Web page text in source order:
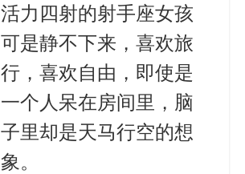
活力四射的射手座女孩
可是静不下来，喜欢旅
行，喜欢自由，即使是
一个人呆在房间里，脑
子里却是天马行空的想
象。